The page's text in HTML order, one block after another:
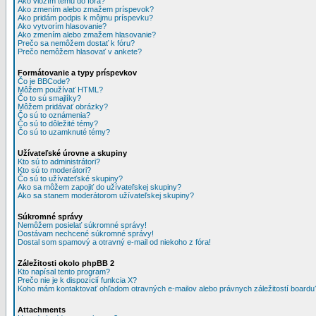
Ako zmením alebo zmažem príspevok?
Ako pridám podpis k môjmu príspevku?
Ako vytvorím hlasovanie?
Ako zmením alebo zmažem hlasovanie?
Prečo sa nemôžem dostať k fóru?
Prečo nemôžem hlasovať v ankete?
Formátovanie a typy príspevkov
Čo je BBCode?
Môžem používať HTML?
Čo to sú smajlíky?
Môžem pridávať obrázky?
Čo sú to oznámenia?
Čo sú to dôležité témy?
Čo sú to uzamknuté témy?
Užívateľské úrovne a skupiny
Kto sú to administrátori?
Kto sú to moderátori?
Čo sú to užívateťské skupiny?
Ako sa môžem zapojiť do užívateľskej skupiny?
Ako sa stanem moderátorom užívateľskej skupiny?
Súkromné správy
Nemôžem posielať súkromné správy!
Dostávam nechcené súkromné správy!
Dostal som spamový a otravný e-mail od niekoho z fóra!
Záležitosti okolo phpBB 2
Kto napísal tento program?
Prečo nie je k dispozícií funkcia X?
Koho mám kontaktovať ohľadom otravných e-mailov alebo právnych záležitostí
Attachments